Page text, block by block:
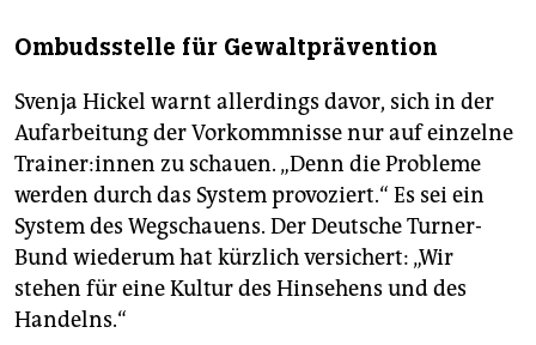
Ombudsstelle für Gewaltprävention
Svenja Hickel warnt allerdings davor, sich in der
Aufarbeitung der Vorkommnisse nur auf einzelne
Trainer:innen zu schauen. „Denn die Probleme
werden durch das System provoziert.“ Es sei ein
System des Wegschauens. Der Deutsche Turner-
Bund wiederum hat kürzlich versichert: „Wir
stehen für eine Kultur des Hinsehens und des
Handelns.“